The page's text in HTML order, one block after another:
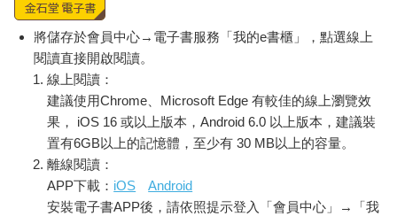
將儲存於會員中心→電子書服務「我的e書櫃」，點選線上
閱讀直接開啟閱讀。
線上閱讀：
建議使用Chrome、Microsoft Edge 有較佳的線上瀏覽效
果， iOS 16 或以上版本，Android 6.0 以上版本，建議裝
置有6GB以上的記憶體，至少有 30 MB以上的容量。
離線閱讀：
APP下載： iOS
Android
安裝電子書APP後，請依照提示登入「會員中心」→「我